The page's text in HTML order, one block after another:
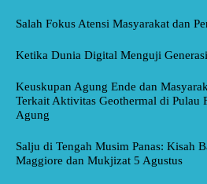
Salah Fokus Atensi Masyarakat dan
Ketika Dunia Digital Menguji
Keuskupan Agung Ende dan
Terkait Aktivitas Geothermal di Pulau
Agung
Salju di Tengah Musim Panas: Kisah
Maggiore dan Mukjizat 5 Agustus